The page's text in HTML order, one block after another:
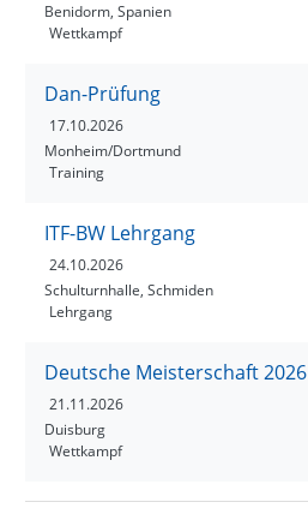
Benidorm, Spanien
Wettkampf
Dan-Prüfung
17.10.2026
Monheim/Dortmund
Training
ITF-BW Lehrgang
24.10.2026
Schulturnhalle, Schmiden
Lehrgang
Deutsche Meisterschaft 2026
21.11.2026
Duisburg
Wettkampf